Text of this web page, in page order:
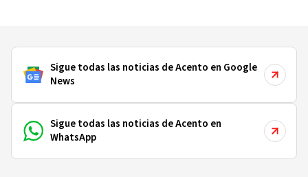
Sigue todas las noticias de Acento en Google
News
Sigue todas las noticias de Acento en
WhatsApp